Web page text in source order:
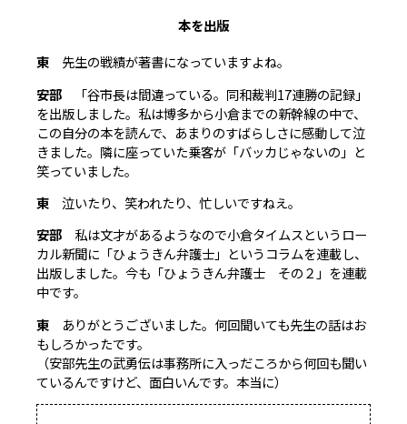
本を出版
東 先生の戦績が著書になっていますよね。
安部
「谷市長は間違っている。同和裁判17連勝の記録」
を出版しました。私は博多から小倉までの新幹線の中で、
この自分の本を読んで、あまりのすばらしさに感動して泣
きました。隣に座っていた乗客が「バッカじゃないの」と
笑っていました。
東 泣いたり、笑われたり、忙しいですねえ。
安部 私は文才があるようなので小倉タイムスというロー
カル新聞に「ひょうきん弁護士」というコラムを連載し、
出版しました。今も「ひょうきん弁護士 その２」を連載
中です。
東 ありがとうございました。何回聞いても先生の話はお
もしろかったです。
（安部先生の武勇伝は事務所に入っだころから何回も聞い
ているんですけど、面白いんです。本当に）